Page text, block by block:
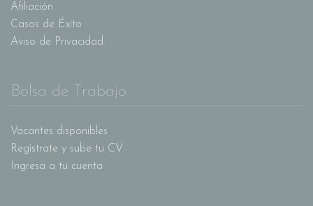
Afiliación
Casos de Éxito
Aviso de Privacidad
Bolsa de Trabajo
Vacantes disponibles
Regístrate y sube tu CV
Ingresa a tu cuenta